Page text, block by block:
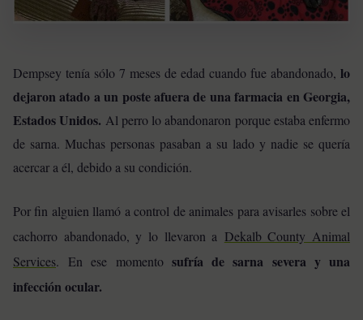
Dempsey tenía sólo 7 meses de edad cuando fue abandonado, lo
dejaron atado a un poste afuera de una farmacia en Georgia,
Estados Unidos. Al perro lo abandonaron porque estaba enfermo
de sarna. Muchas personas pasaban a su lado y nadie se quería
acercar a él, debido a su condición.
Por fin alguien llamó a control de animales para avisarles sobre el
cachorro abandonado, y lo llevaron a Dekalb County Animal
Services. En ese momentosufría de sarna severa y una
infección ocular.